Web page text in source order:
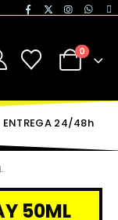
0
ENTREGA 24/48h
50ML